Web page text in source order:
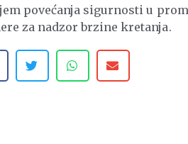
povećanja sigurnosti u
za nadzor brzine kretanja.